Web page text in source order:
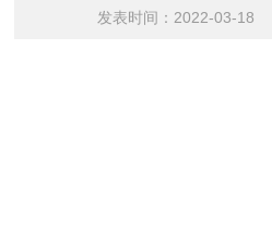
发表时间：2022-03-